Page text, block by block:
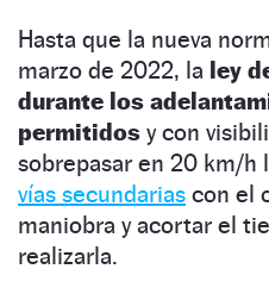
Hasta que la nueva
marzo de 2022, la ley
durante los
permitidos y con
sobrepasar en 20 km/h
vías secundarias con el
maniobra y acortar el
realizarla.